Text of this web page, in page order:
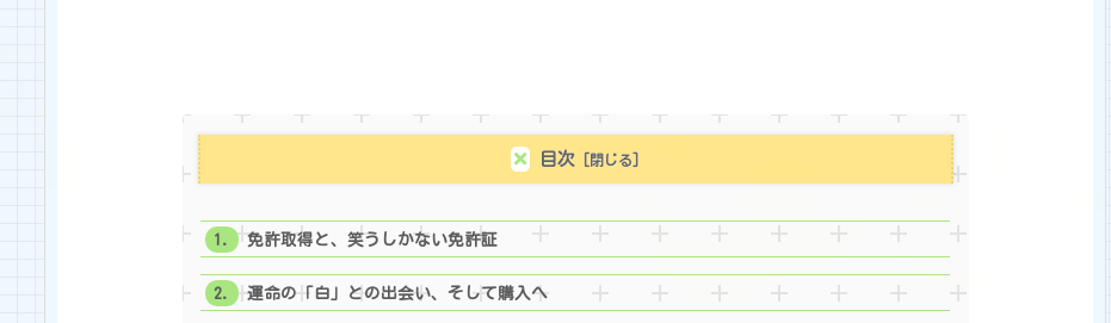
目次
免許取得と、笑うしかない免許証
運命の「白」との出会い、そして購入へ